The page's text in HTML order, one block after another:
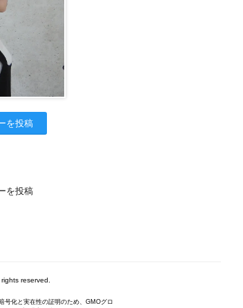
を投稿
を投稿
reserved.
号化と実在性の証明のため、GMOグロ